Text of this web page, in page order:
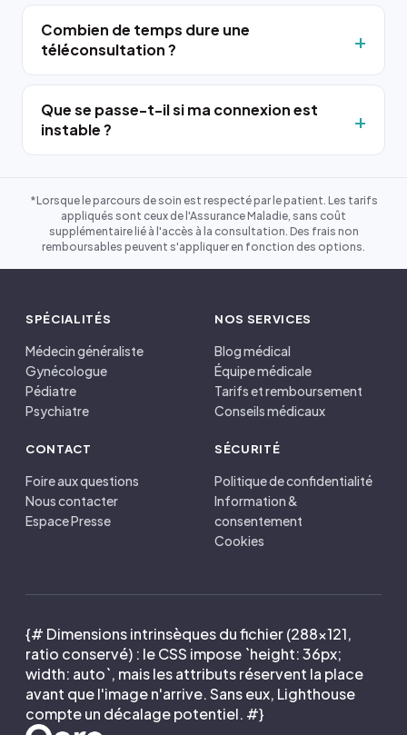
Combien de temps dure une
téléconsultation ?
Que se passe-t-il si ma connexion est
instable ?
*Lorsque le parcours de soin est respecté par le patient. Les tarifs
appliqués sont ceux de l'Assurance Maladie, sans coût
supplémentaire lié à l'accès à la consultation. Des frais non
remboursables peuvent s'appliquer en fonction des options.
SPÉCIALITÉS
Médecin généraliste
Gynécologue
Pédiatre
Psychiatre
NOS SERVICES
Blog médical
Équipe médicale
Tarifs et remboursement
Conseils médicaux
CONTACT
Foire aux questions
Nous contacter
Espace Presse
SÉCURITÉ
Politique de confidentialité
Information &
consentement
Cookies
{# Dimensions intrinsèques du fichier (288×121,
ratio conservé) : le CSS impose `height: 36px;
width: auto`, mais les attributs réservent la place
avant que l'image n'arrive. Sans eux, Lighthouse
compte un décalage potentiel. #}